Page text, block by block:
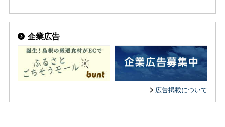
企業広告
広告掲載について